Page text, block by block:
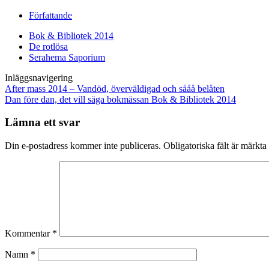
Författande
Bok & Bibliotek 2014
De rotlösa
Serahema Saporium
Inläggsnavigering
After mass 2014 – Vandöd, överväldigad och sååå belåten
Dan före dan, det vill säga bokmässan Bok & Bibliotek 2014
Lämna ett svar
Din e-postadress kommer inte publiceras. Obligatoriska fält är märkta
Kommentar *
Namn *